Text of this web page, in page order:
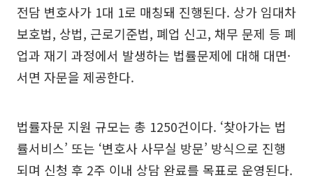
전담 변호사가 1대 1로 매칭돼 진행된다. 상가 임대차
보호법, 상법, 근로기준법, 폐업 신고, 채무 문제 등 폐
업과 재기 과정에서 발생하는 법률문제에 대해 대면·
서면 자문을 제공한다.
법률자문 지원 규모는 총 1250건이다. ‘찾아가는 법
률서비스’ 또는 ‘변호사 사무실 방문’ 방식으로 진행
되며 신청 후 2주 이내 상담 완료를 목표로 운영된다.